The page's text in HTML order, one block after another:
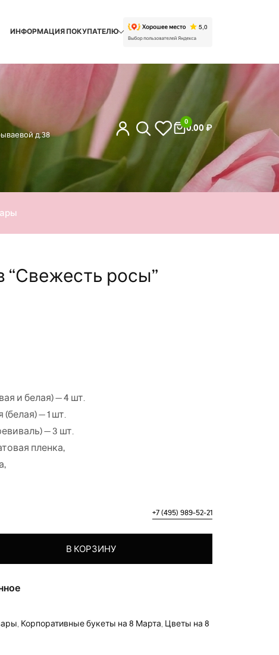
ИНФОРМАЦИЯ ПОКУПАТЕЛЮ
д.38
0
0.00₽
“Свежесть росы”
и белая) — 4 шт.
— 1 шт.
— 3 шт.
пленка,
+7 (495) 989-52-21
В КОРЗИНУ
, Корпоративные букеты на 8 Марта, Цветы на 8